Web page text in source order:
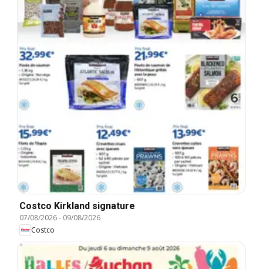
Costco Kirkland signature
07/08/2026- 09/08/2026
Costco